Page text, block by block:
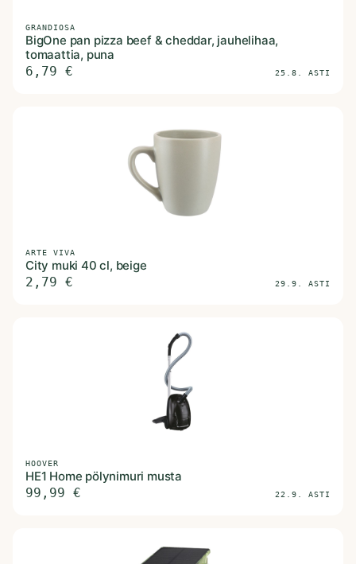
GRANDIOSA
BigOne pan pizza beef & cheddar, jauhelihaa,
tomaattia, puna
6,79 € 25.8. ASTI
ARTE VIVA
City muki 40 cl, beige
2,79 € 29.9. ASTI
HOOVER
HE1 Home pölynimuri musta
99,99 € 22.9. ASTI